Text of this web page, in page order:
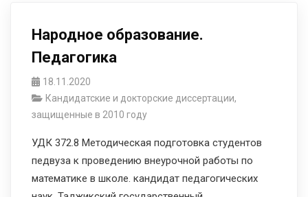
Народное образование.
Педагогика
18.11.2020
Кандидатские и докторские диссертации,
защищенные в 2010 году
УДК 372.8 Методическая подготовка студентов
педвуза к проведению внеурочной работы по
математике в школе. кандидат педагогических